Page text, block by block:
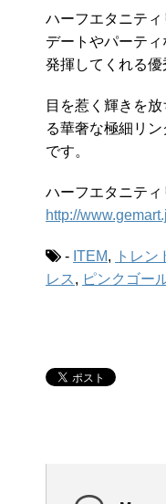
ハーフエタニティ
デートやパーテ
発揮してくれる優
目を惹く輝きを
る華奢な極細リ
です。
ハーフエタニティ
http://
- ITEM, トレン
レス , ピンクゴー